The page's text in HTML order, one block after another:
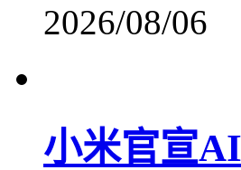
2026/08/06
小米官宣